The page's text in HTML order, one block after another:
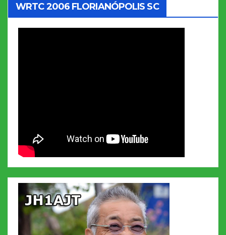
WRTC 2006 FLORIANÓPOLIS SC